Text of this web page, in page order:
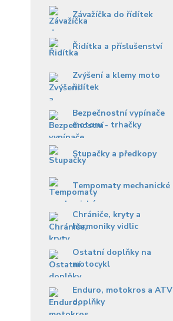
Závažíčka do řídítek
Řidítka a příslušenství
Zvýšení a klemy moto
řidítek
Bezpečnostní vypínače
motoru - trhačky
Stupačky a předkopy
Tempomaty mechanické
Chrániče, kryty a
harmoniky vidlic
Ostatní doplňky na
motocykl
Enduro, motokros a ATV
doplňky